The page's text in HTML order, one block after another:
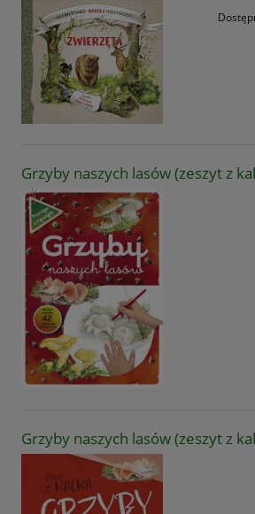
Grzyby naszych lasów (zeszyt z
Grzyby naszych lasów (zeszyt z